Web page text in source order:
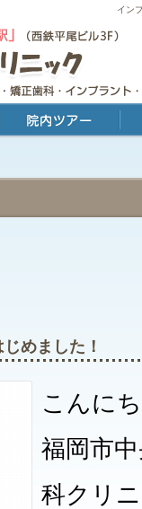
イン
めました！
こんに
福岡市
科クリ